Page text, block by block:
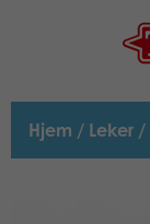
Hjem / Leker /